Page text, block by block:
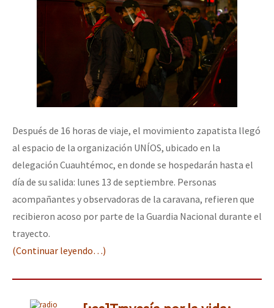
Después de 16 horas de viaje, el movimiento zapatista llegó
al espacio de la organización UNÍOS, ubicado en la
delegación Cuauhtémoc, en donde se hospedarán hasta el
día de su salida: lunes 13 de septiembre. Personas
acompañantes y observadoras de la caravana, refieren que
recibieron acoso por parte de la Guardia Nacional durante el
trayecto.
(Continuar leyendo…)